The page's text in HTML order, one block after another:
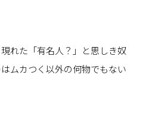
れた「有名人？」と思しき奴
ムカつく以外の何物でもない